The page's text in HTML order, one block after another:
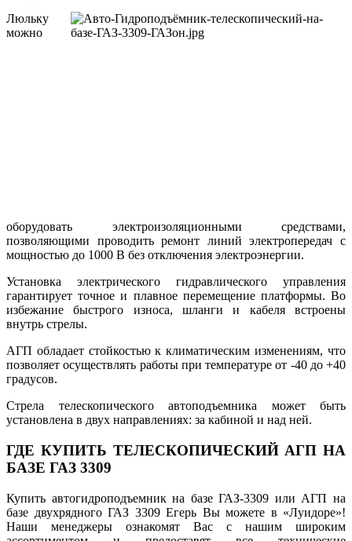
Люльку
можно
оборудовать электроизоляционными средствами,
позволяющими проводить ремонт линий электропередач с
мощностью до 1000 В без отключения электроэнергии.
Установка электрического гидравлического управления
гарантирует точное и плавное перемещение платформы. Во
избежание быстрого износа, шланги и кабеля встроены
внутрь стрелы.
АГП обладает стойкостью к климатическим изменениям, что
позволяет осуществлять работы при температуре от -40 до +40
градусов.
Стрела телескопического автоподъемника может быть
установлена в двух направлениях: за кабиной и над ней.
ГДЕ КУПИТЬ ТЕЛЕСКОПИЧЕСКИЙ АГП НА
БАЗЕ ГАЗ 3309
Купить автогидроподъемник на базе ГАЗ-3309 или АГП на
базе двухрядного ГАЗ 3309 Егерь Вы можете в «Луидоре»!
Наши менеджеры ознакомят Вас с нашим широким